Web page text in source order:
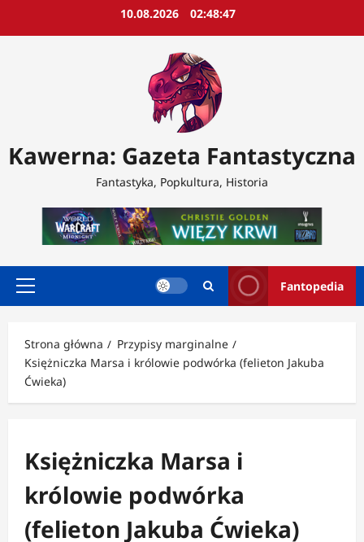
10.08.2026 02:48:49
Kawerna: Gazeta Fantastyczna
Fantastyka, Popkultura, Historia
Menu
Fantopedia
Strona główna
Przypisy marginalne
Księżniczka Marsa i królowie podwórka (felieton Jakuba
Ćwieka)
Księżniczka Marsa i
królowie podwórka
(felieton Jakuba Ćwieka)